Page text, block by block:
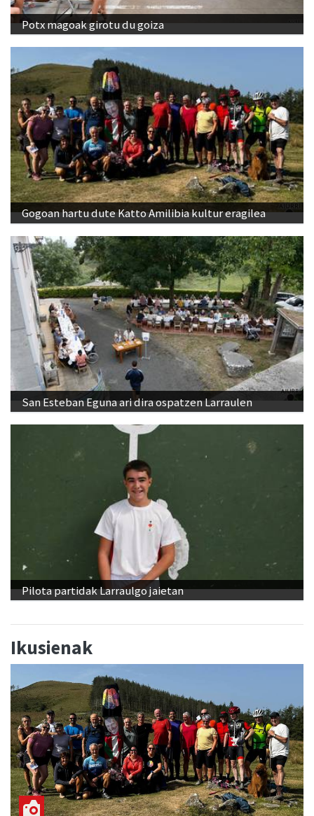
Potx magoak girotu du goiza
Gogoan hartu dute Katto Amilibia kultur eragilea
San Esteban Eguna ari dira ospatzen Larraulen
Pilota partidak Larraulgo jaietan
Ikusienak